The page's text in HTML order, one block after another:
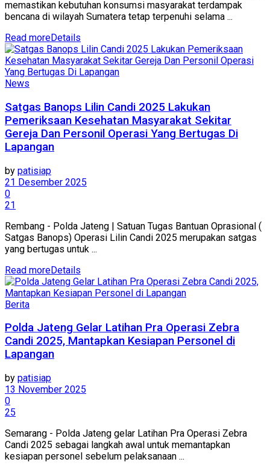
memastikan kebutuhan konsumsi masyarakat terdampak
bencana di wilayah Sumatera tetap terpenuhi selama ...
Read moreDetails
News
Satgas Banops Lilin Candi 2025 Lakukan
Pemeriksaan Kesehatan Masyarakat Sekitar
Gereja Dan Personil Operasi Yang Bertugas Di
Lapangan
by patisiap
21 Desember 2025
0
21
Rembang - Polda Jateng | Satuan Tugas Bantuan Oprasional (
Satgas Banops) Operasi Lilin Candi 2025 merupakan satgas
yang bertugas untuk ...
Read moreDetails
Berita
Polda Jateng Gelar Latihan Pra Operasi Zebra
Candi 2025, Mantapkan Kesiapan Personel di
Lapangan
by patisiap
13 November 2025
0
25
Semarang - Polda Jateng gelar Latihan Pra Operasi Zebra
Candi 2025 sebagai langkah awal untuk memantapkan
kesiapan personel sebelum pelaksanaan ...